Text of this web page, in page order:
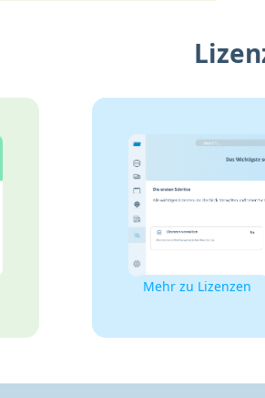
Mehr zu Lizenzen